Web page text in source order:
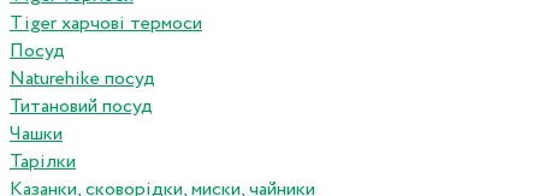
Tiger харчові термоси
Посуд
Naturehike посуд
Титановий посуд
Чашки
Тарілки
Казанки, сковорідки, миски, чайники